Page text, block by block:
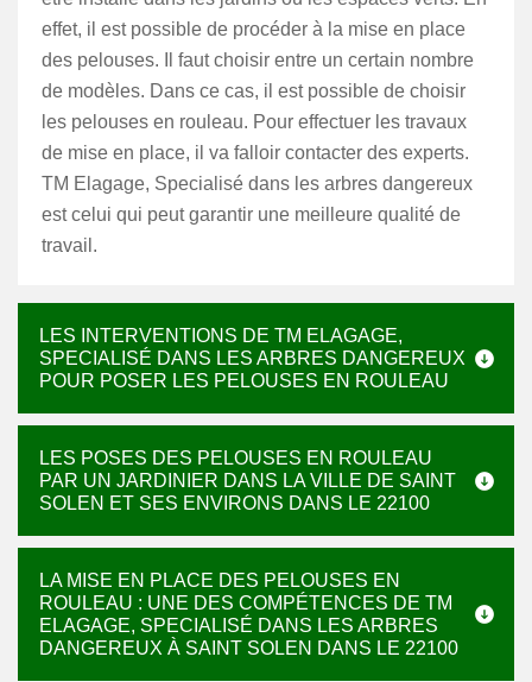
effet, il est possible de procéder à la mise en place
des pelouses. Il faut choisir entre un certain nombre
de modèles. Dans ce cas, il est possible de choisir
les pelouses en rouleau. Pour effectuer les travaux
de mise en place, il va falloir contacter des experts.
TM Elagage, Specialisé dans les arbres dangereux
est celui qui peut garantir une meilleure qualité de
travail.
LES INTERVENTIONS DE TM ELAGAGE,
SPECIALISÉ DANS LES ARBRES DANGEREUX
POUR POSER LES PELOUSES EN ROULEAU
LES POSES DES PELOUSES EN ROULEAU
PAR UN JARDINIER DANS LA VILLE DE SAINT
SOLEN ET SES ENVIRONS DANS LE 22100
LA MISE EN PLACE DES PELOUSES EN
ROULEAU : UNE DES COMPÉTENCES DE TM
ELAGAGE, SPECIALISÉ DANS LES ARBRES
DANGEREUX À SAINT SOLEN DANS LE 22100